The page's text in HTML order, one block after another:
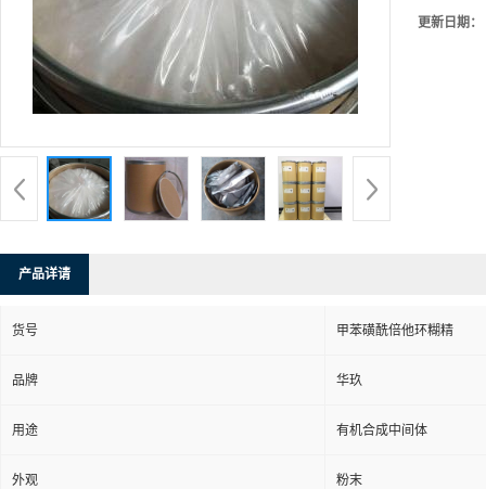
更新日期：
产品详请
货号 甲苯磺酰倍他环糊精
品牌 华玖
用途 有机合成中间体
外观 粉末